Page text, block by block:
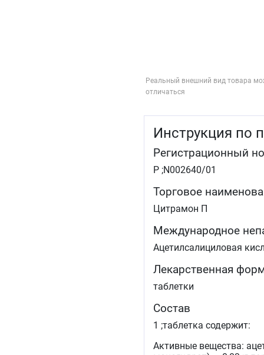
Реальный внешний вид товара
отличаться
Инструкция по
Регистрационный
Р ;N002640/01
Торговое
Цитрамон П
Международное
Ацетилсалициловая
Лекарственная
таблетки
Состав
1 ;таблетка содержит:
Активные вещества: